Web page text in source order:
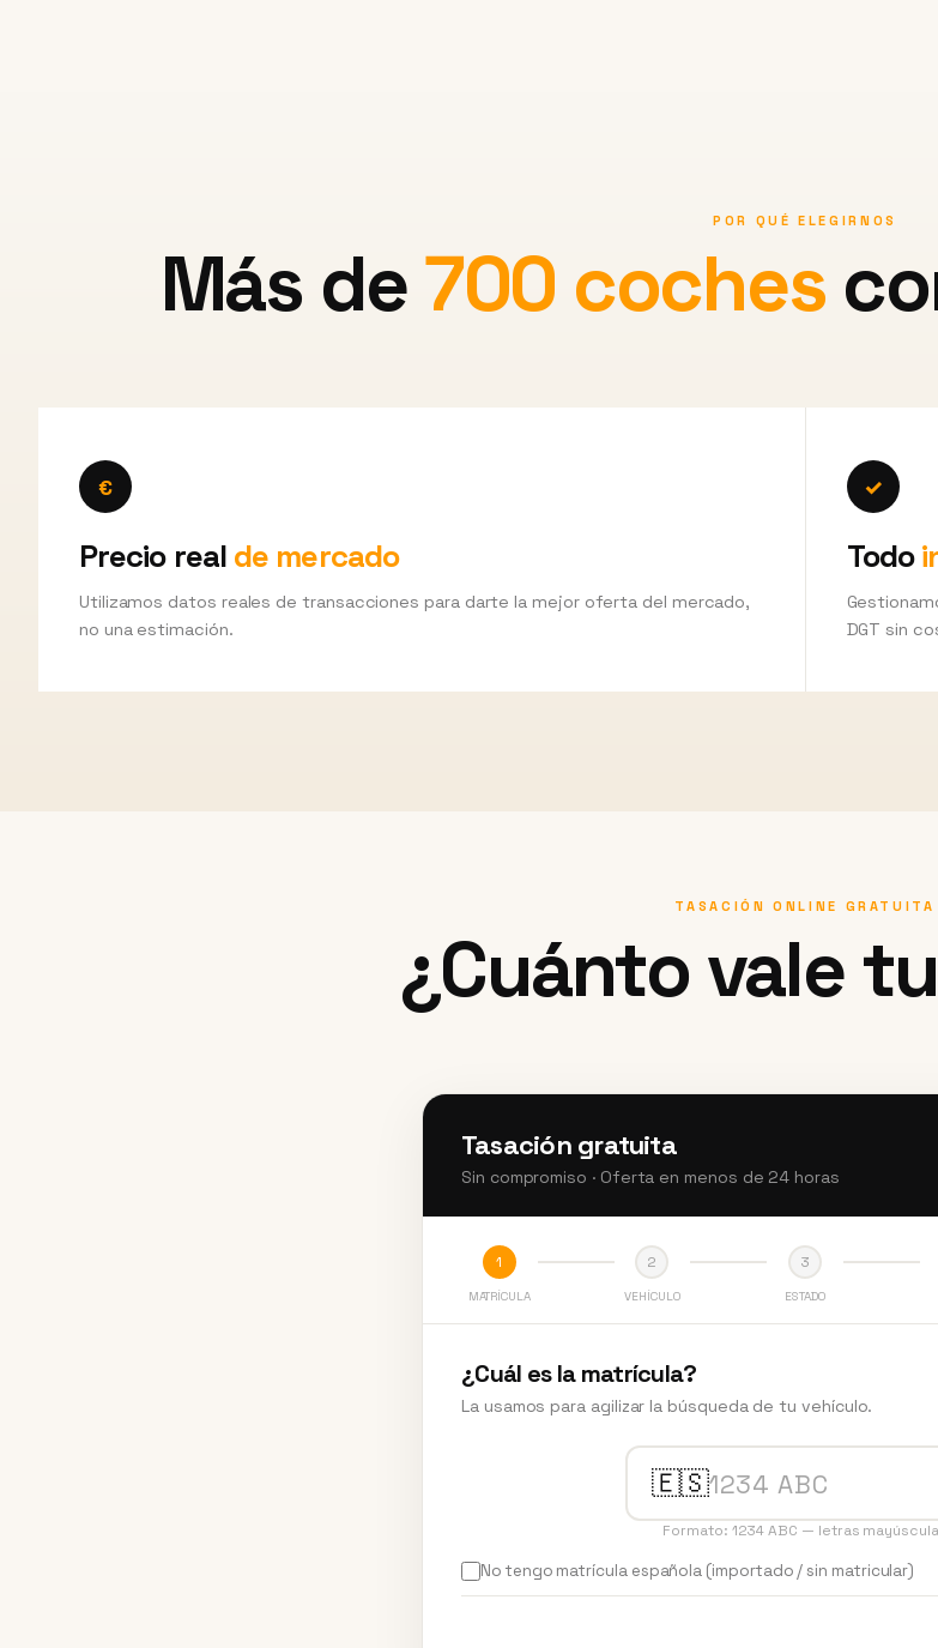
POR QUÉ ELEGIRNOS
Más de700 coches
€
Precio real de mercado
Utilizamos datos reales de transacciones para darte la mejor oferta del mercado,
no una estimación.
✓
Todo
DGT sin
TASACIÓN ONLINE GRATUITA
¿Cuánto vale tu
Tasación gratuita
Sin compromiso · Oferta en menos de 24 horas
1 2 3
MATRÍCULA VEHÍCULO ESTADO
¿Cuál es la matrícula?
La usamos para agilizar la búsqueda de tu vehículo.
🇪🇸
Formato: 1234 ABC — letras
No tengo matrícula española (importado / sin matricular)